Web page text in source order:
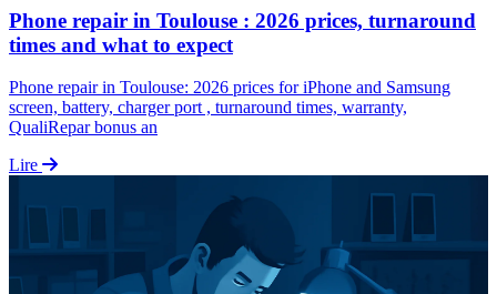
Phone repair in Toulouse : 2026 prices, turnaround
times and what to expect
Phone repair in Toulouse: 2026 prices for iPhone and Samsung
screen, battery, charger port , turnaround times, warranty,
QualiRepar bonus an
Lire